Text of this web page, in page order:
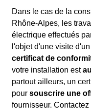
Dans le cas de la
Rhône-Alpes, les
électrique effectués
l'objet d'une visite
certificat de
votre installation est
partout ailleurs, un
pour souscrire une
fournisseur.